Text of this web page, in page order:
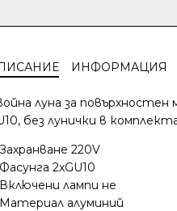
ИНФОРМАЦИЯ
луна за
без лунички в
Захранване 220V
Фасунга 2xGU10
Включени лампи не
Материал алуминий